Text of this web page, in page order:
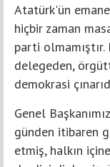
Atatürk'ün
hiçbir zaman
parti
delegeden,
demokrasi
Genel
günden itibaren
etmiş, halkın